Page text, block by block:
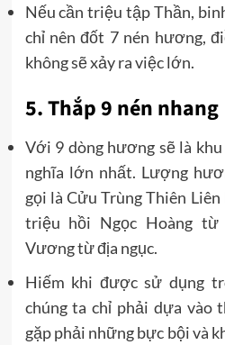
Nếu cần triệu tập Thần,
chỉ nên đốt 7 nén hương,
không sẽ xảy ra việc lớn.
5. Thắp 9 nén nhang
Với 9 dòng hương sẽ là
nghĩa lớn nhất. Lượng
gọi là Cửu Trùng Thiên
triệu hồi Ngọc Hoàng
Vương từ địa ngục.
Hiếm khi được sử dụng
chúng ta chỉ phải dựa vào
gặp phải những bực bội và